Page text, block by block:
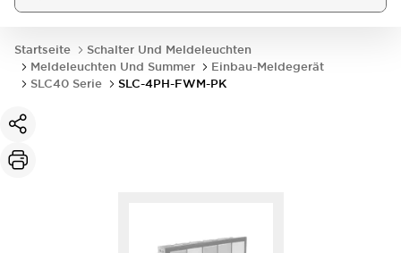
Startseite
Schalter Und Meldeleuchten
Meldeleuchten Und Summer
Einbau-Meldegerät
SLC40 Serie
SLC-4PH-FWM-PK